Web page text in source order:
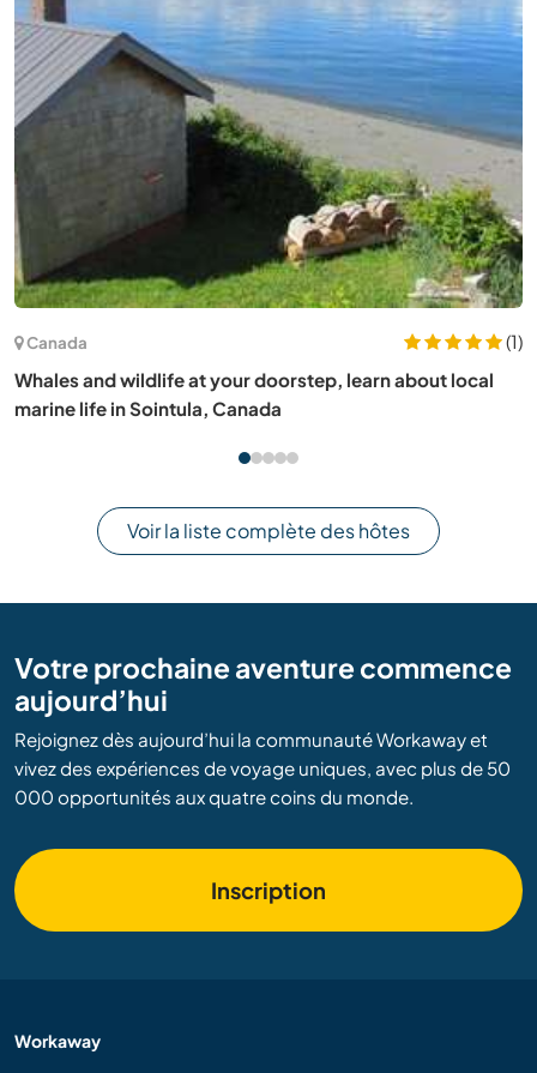
France
(5)
Help with gardening and DIY tasks while sharing a family
life in a rural, wine-growing area near Bordeaux, France
Voir la liste complète des hôtes
Votre prochaine aventure commence
aujourd’hui
Rejoignez dès aujourd’hui la communauté Workaway et
vivez des expériences de voyage uniques, avec plus de 50
000 opportunités aux quatre coins du monde.
Inscription
Workaway